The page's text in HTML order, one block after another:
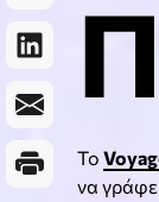
Π
Το
να